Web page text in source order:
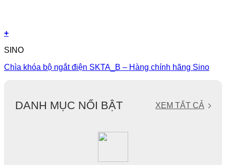
+
SINO
Chìa khóa bộ ngắt điện SKTA_B – Hàng chính hãng Sino
DANH MỤC NỔI BẬT XEM TẤT CẢ